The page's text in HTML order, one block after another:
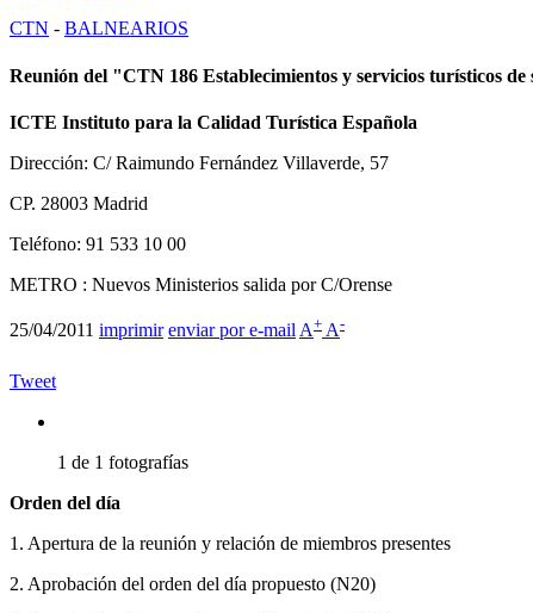
CTN - BALNEARIOS
Reunión del "CTN 186 Establecimientos y servicios turísticos de
ICTE Instituto para la Calidad Turística Española
Dirección: C/ Raimundo Fernández Villaverde, 57
CP. 28003 Madrid
Teléfono: 91 533 10 00
METRO : Nuevos Ministerios salida por C/Orense
25/04/2011 imprimir enviar por e-mail A+ A-
Tweet
1 de 1 fotografías
Orden del día
1. Apertura de la reunión y relación de miembros presentes
2. Aprobación del orden del día propuesto (N20)